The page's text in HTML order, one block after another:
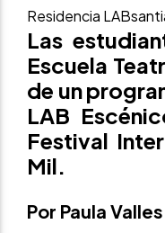
Residencia LAB
Las
Escuela
de un
LAB
Festival
Mil.
Por Paula